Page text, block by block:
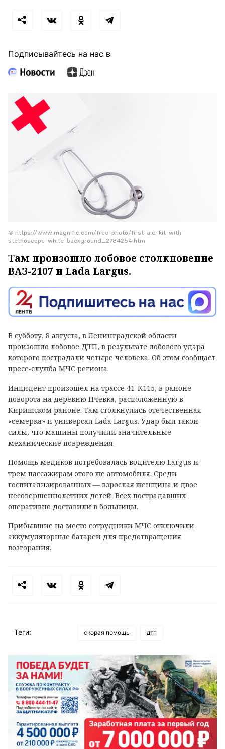
Подписывайтесь на нас в
© https://www.magnific.com/free-photo/first-aid-kit-with-
stethoscope-white-background_2784254.htm
Там произошло лобовое столкновение
ВАЗ-2107 и Lada Largus.
В субботу, 8 августа, в Ленинградской области
произошло лобовое ДТП, в результате лобового удара
которого пострадали четыре человека. Об этом сообщает
пресс-служба МЧС региона.
Инцидент произошел на трассе 41-К115, в районе
поворота на деревню Пчевка, расположенную в
Киришском районе. Там столкнулись отечественная
«семерка» и универсал Lada Largus. Удар был такой
силы, что машины получили значительные
механические повреждения.
Помощь медиков потребовалась водителю Largus и
трем пассажирам этого же автомобиля. Среди
госпитализированных — взрослая женщина и двое
несовершеннолетних детей. Всех пострадавших
оперативно доставили в больницы.
Прибывшие на место сотрудники МЧС отключили
аккумуляторные батареи для предотвращения
возгорания.
Теги: скорая помощь дтп